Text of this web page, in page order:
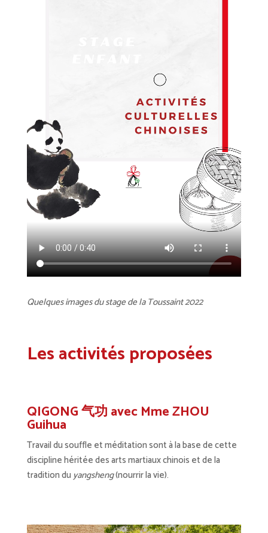
Quelques images du stage de la Toussaint 2022
Les activités proposées
QIGONG 气功 avec Mme ZHOU
Guihua
Travail du souffle et méditation sont à la base de cette
discipline héritée des arts martiaux chinois et de la
tradition duyangsheng(nourrir la vie).